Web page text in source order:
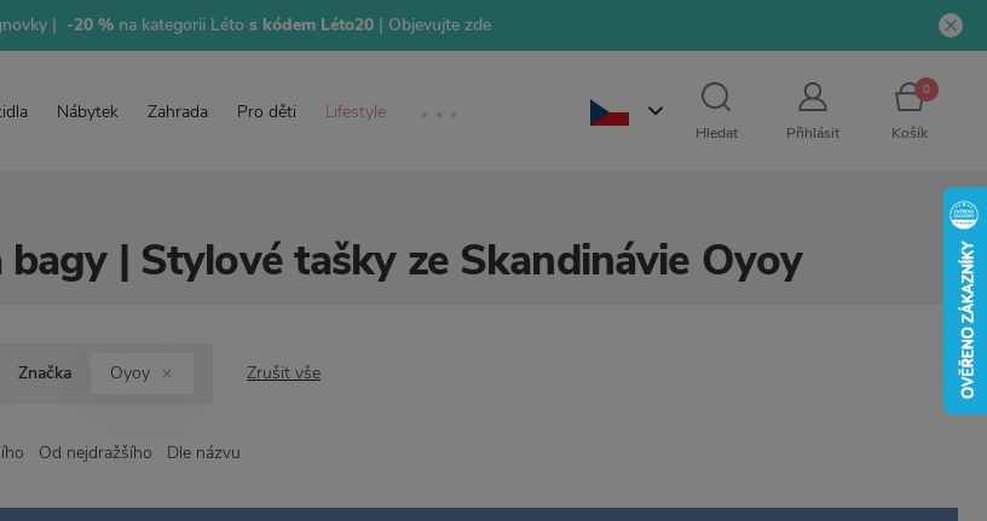
| -20 %na kategorii Létos kódem Léto20 | Objevujte zde
Nábytek Zahrada Pro děti Lifestyle
Hledat Přihlásit
0
Košík
bagy | Stylové tašky ze Skandinávie Oyoy
Značka Oyoy Zrušit vše
Od nejdražšího Dle názvu